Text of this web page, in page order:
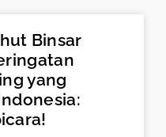
Binsar
yang